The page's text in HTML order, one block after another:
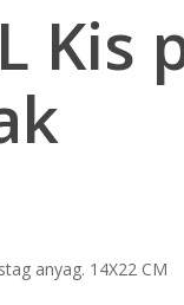
Kis
anyag. 14X22 CM